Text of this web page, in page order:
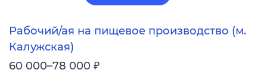
Рабочий/ая на пищевое производство (м.
Калужская)
60 000–78 000 ₽